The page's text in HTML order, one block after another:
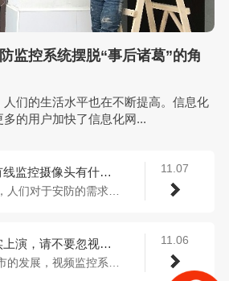
监控系统摆脱“事后诸葛”的角
们的生活水平也在不断提高。信息化
的用户加快了信息化网...
11.07
无线监控摄像头和有线监控摄像头有什么区别？
随着科技的不断发展，人们对于安防的需求也...
11.06
电影中的情节在现实上演，请不要忽视视频监控系统的安全性